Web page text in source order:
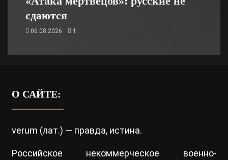
сдаются
06.08.2026 1
О САЙТЕ:
verum (лат.) — правда, истина.
Российское некоммерческое военно-